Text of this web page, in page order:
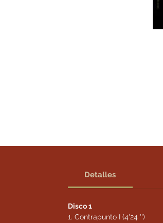
Detalles
Disco 1
1. Contrapunto I (4'24 '')